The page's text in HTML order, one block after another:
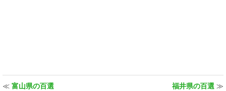
≪ 富山県の百選 福井県の百選 ≫